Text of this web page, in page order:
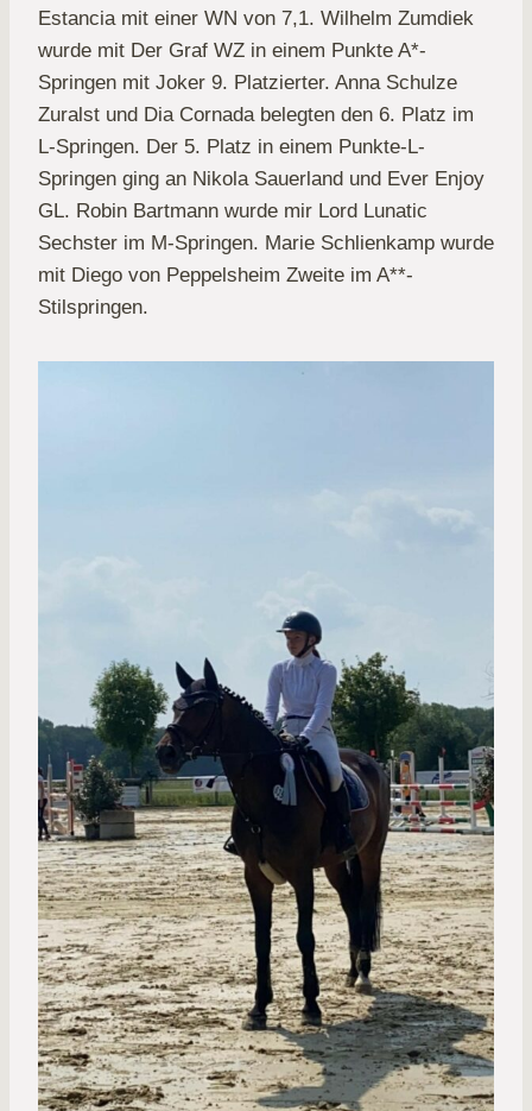
Estancia mit einer WN von 7,1. Wilhelm Zumdiek
wurde mit Der Graf WZ in einem Punkte A*-
Springen mit Joker 9. Platzierter. Anna Schulze
Zuralst und Dia Cornada belegten den 6. Platz im
L-Springen. Der 5. Platz in einem Punkte-L-
Springen ging an Nikola Sauerland und Ever Enjoy
GL. Robin Bartmann wurde mir Lord Lunatic
Sechster im M-Springen. Marie Schlienkamp wurde
mit Diego von Peppelsheim Zweite im A**-
Stilspringen.